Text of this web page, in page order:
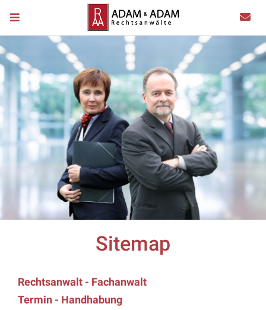
Sitemap
Rechtsanwalt - Fachanwalt
Termin - Handhabung